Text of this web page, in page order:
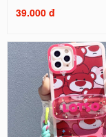
39.000 đ